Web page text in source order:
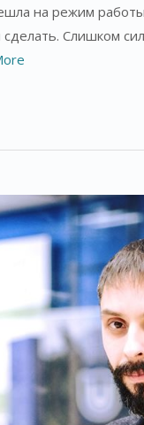
на режим
Слишком